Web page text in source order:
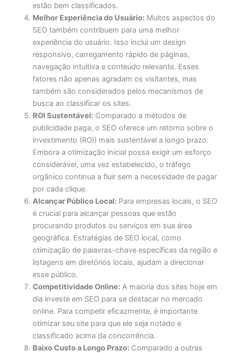
estão bem classificados.
Melhor Experiência do Usuário:Muitos aspectos do
SEO também contribuem para uma melhor
experiência do usuário. Isso inclui um design
responsivo, carregamento rápido de páginas,
navegação intuitiva e conteúdo relevante. Esses
fatores não apenas agradam os visitantes, mas
também são considerados pelos mecanismos de
busca ao classificar os sites.
ROI Sustentável:Comparado a métodos de
publicidade paga, o SEO oferece um retorno sobre o
investimento (ROI) mais sustentável a longo prazo.
Embora a otimização inicial possa exigir um esforço
considerável, uma vez estabelecido, o tráfego
orgânico continua a fluir sem a necessidade de pagar
por cada clique.
Alcançar Público Local:Para empresas locais, o SEO
é crucial para alcançar pessoas que estão
procurando produtos ou serviços em sua área
geográfica. Estratégias de SEO local, como
otimização de palavras-chave específicas da região e
listagens em diretórios locais, ajudam a direcionar
esse público.
Competitividade Online:A maioria dos sites hoje em
dia investe em SEO para se destacar no mercado
online. Para competir eficazmente, é importante
otimizar seu site para que ele seja notado e
classificado acima da concorrência.
Baixo Custo a Longo Prazo:Comparado a outras